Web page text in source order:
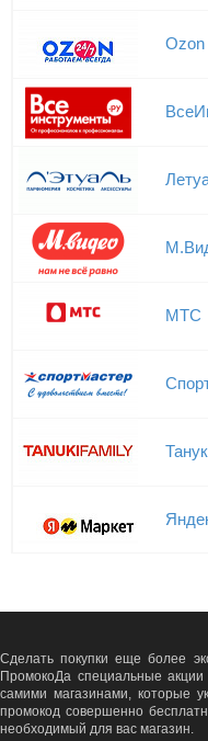
Ozon
МТС
Сделать покупки еще более
ПромокоДа специальные
самими магазинами, которые
промокод совершенно
необходимый для вас магазин.